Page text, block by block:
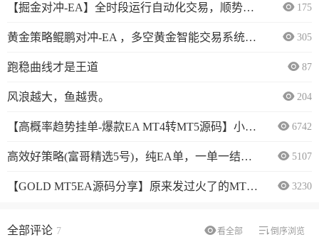
【掘金对冲-EA】全时段运行自动化交易，顺势降低风险，严格风控，最大浮亏不超过15% 175
黄金策略鲲鹏对冲-EA ，多空黄金智能交易系统，精准风控，双向对冲+多重风控 305
跑稳曲线才是王道 87
风浪越大，鱼越贵。 204
【高概率趋势挂单-爆款EA MT4转MT5源码】小资金福音：专做黄金的高盈亏策略源码，实盘50美金启航！ 推荐 热门 6742
高效好策略(富哥精选5号)，纯EA单，一单一结，突破策略，3个多月14倍多 5107
【GOLD MT5EA源码分享】原来发过火了的MT4源码我拿来改为MT5源码分享给大家！一年盈亏比2.5 3230
看全部 倒序浏览
全部评论 7